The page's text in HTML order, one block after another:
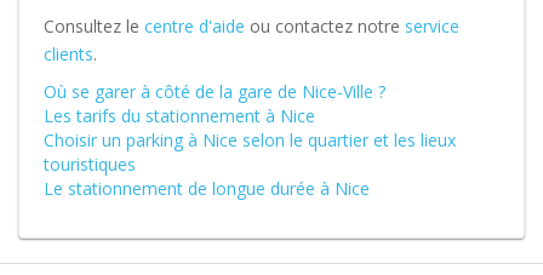
Consultez le centre d'aide ou contactez notre service
clients.
Où se garer à côté de la gare de Nice-Ville ?
Les tarifs du stationnement à Nice
Choisir un parking à Nice selon le quartier et les lieux
touristiques
Le stationnement de longue durée à Nice